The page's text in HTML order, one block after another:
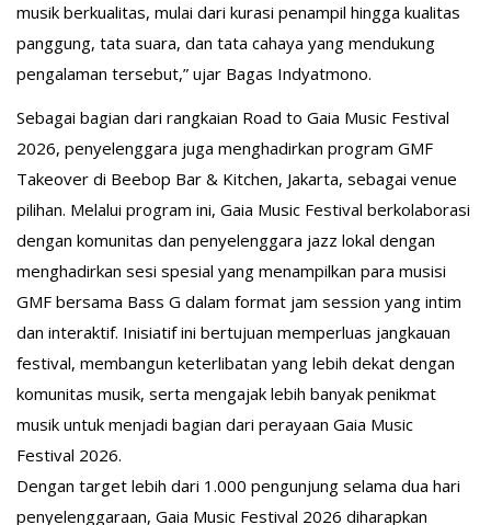
musik berkualitas, mulai dari kurasi penampil hingga kualitas
panggung, tata suara, dan tata cahaya yang mendukung
pengalaman tersebut,” ujar Bagas Indyatmono.
Sebagai bagian dari rangkaian Road to Gaia Music Festival
2026, penyelenggara juga menghadirkan program GMF
Takeover di Beebop Bar & Kitchen, Jakarta, sebagai venue
pilihan. Melalui program ini, Gaia Music Festival berkolaborasi
dengan komunitas dan penyelenggara jazz lokal dengan
menghadirkan sesi spesial yang menampilkan para musisi
GMF bersama Bass G dalam format jam session yang intim
dan interaktif. Inisiatif ini bertujuan memperluas jangkauan
festival, membangun keterlibatan yang lebih dekat dengan
komunitas musik, serta mengajak lebih banyak penikmat
musik untuk menjadi bagian dari perayaan Gaia Music
Festival 2026.
Dengan target lebih dari 1.000 pengunjung selama dua hari
penyelenggaraan, Gaia Music Festival 2026 diharapkan